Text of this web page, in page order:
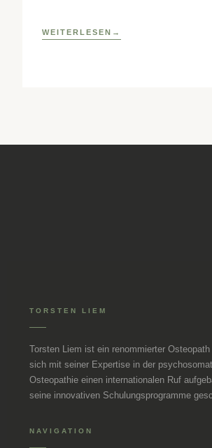
osteopathische Behandlungsansätze
WEITERLESEN
TORSTEN LIEM
Torsten Liem ist ein renommierter
sich mit seiner Expertise in der
Osteopathie einen internationalen Ruf
seine innovativen Schulungsprogramme
NAVIGATION